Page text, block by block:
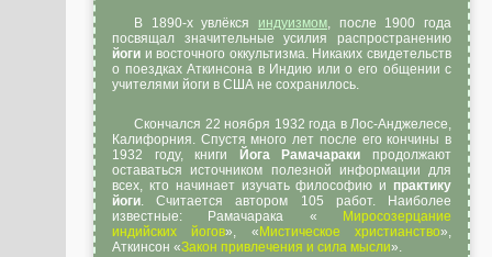
В 1890-х увлёкся индуизмом, после 1900 года
посвящал значительные усилия распространению
йоги и восточного оккультизма. Никаких свидетельств
о поездках Аткинсона в Индию или о его общении с
учителями йоги в США не сохранилось.
Скончался 22 ноября 1932 года в Лос-Анджелесе,
Калифорния. Спустя много лет после его кончины в
1932 году, книги
Йога Рамачараки продолжают
оставаться источником полезной информации для
всех, кто начинает изучать философию и практику
йоги. Считается автором 105 работ. Наиболее
известные: Рамачарака «
Миросозерцание
индийских йогов», « Мистическое христианство»,
Аткинсон «Закон привлечения и сила мысли».